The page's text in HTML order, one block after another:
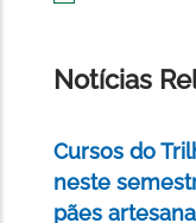
Notícias
Cursos do
neste
pães